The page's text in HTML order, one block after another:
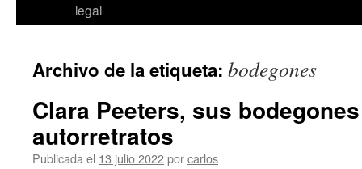
legal
Archivo de la etiqueta: bodegones
Clara Peeters, sus
autorretratos
Publicada el 13 julio 2022porcarlos